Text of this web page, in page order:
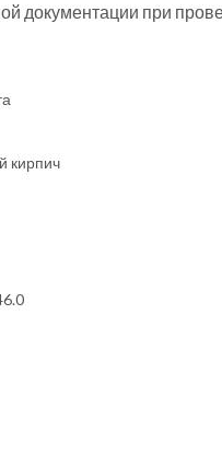
документации при
кирпич